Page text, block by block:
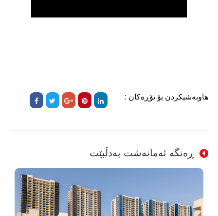
هاوبەشیکردن بۆ تۆڕەکان :
ڕەنگە ئەمانەشت بەدڵبێت